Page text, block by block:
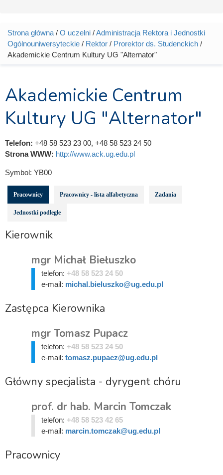
Jesteś tutaj
Strona główna / O uczelni /Administracja Rektora i Jednostki
Ogólnouniwersyteckie / Rektor / Prorektor ds. Studenckich /
Akademickie Centrum Kultury UG "Alternator"
Akademickie Centrum
Kultury UG "Alternator"
Telefon: +48 58 523 23 00, +48 58 523 24 50
Strona WWW: http://www.ack.ug.edu.pl
Symbol: YB00
Pracownicy Pracownicy - lista alfabetyczna Zadania
Jednostki podległe
Kierownik
mgr Michał Biełuszko
telefon: +48 58 523 24 50
e-mail: michal.bieluszko@ug.edu.pl
Zastępca Kierownika
mgr Tomasz Pupacz
telefon: +48 58 523 24 50
e-mail: tomasz.pupacz@ug.edu.pl
Główny specjalista - dyrygent chóru
prof. dr hab. Marcin Tomczak
telefon: +48 58 523 42 65
e-mail: marcin.tomczak@ug.edu.pl
Pracownicy